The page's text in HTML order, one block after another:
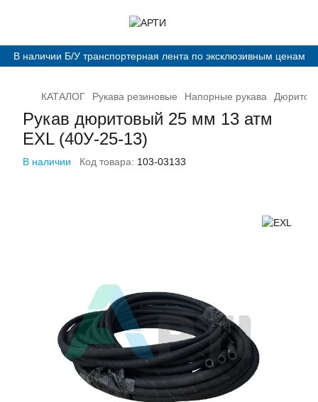
В наличии Б/У транспортерная лента по эксклюзивным ценам
КАТАЛОГ Рукава резиновые Напорные рукава
Рукав дюритовый 25 мм 13 атм
EXL (40У-25-13)
В наличии Код товара: 103-03133